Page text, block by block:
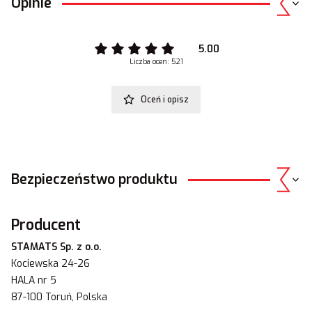
5.00
Liczba ocen: 521
Oceń i opisz
Bezpieczeństwo produktu
Producent
STAMATS Sp. z o.o.
Kociewska 24-26
HALA nr 5
87-100 Toruń, Polska